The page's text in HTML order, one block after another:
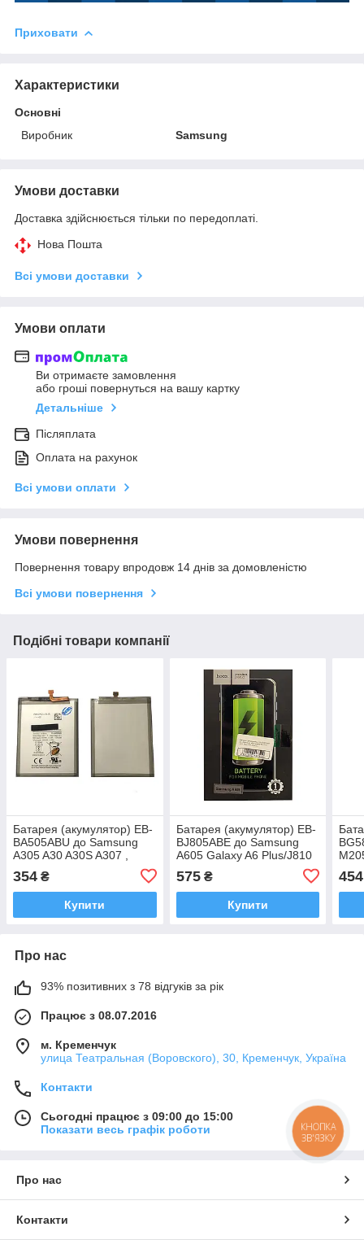
Приховати
Характеристики
Основні
Виробник
Samsung
Умови доставки
Доставка здійснюється тільки по передоплаті.
Нова Пошта
Всі умови доставки
Умови оплати
Ви отримаєте замовлення
або гроші повернуться на вашу картку
Детальніше
Післяплата
Оплата на рахунок
Всі умови оплати
Умови повернення
Повернення товару впродовж 14 днів за домовленістю
Всі умови повернення
Подібні товари компанії
Батарея (акумулятор) EB-
BA505ABU до Samsung
A305 A30 A30S A307 ,
A505 Galaxy A50, оригінал
Китай
354 ₴
Купити
Батарея (акумулятор) EB-
BJ805ABE до Samsung
A605 Galaxy A6 Plus/J810
575₴
Купити
454
Про нас
93% позитивних з 78 відгуків за рік
Працює з 08.07.2016
м. Кременчук
улица Театральная (Воровского), 30, Кременчук, Україна
Контакти
Сьогодні працює з 09:00 до 15:00
Показати весь графік роботи
Про нас
Контакти
КНОПКА
ЗВ'ЯЗКУ